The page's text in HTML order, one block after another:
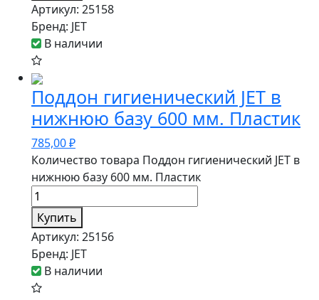
Артикул: 25158
Бренд: JET
В наличии
Поддон гигиенический JET в
нижнюю базу 600 мм. Пластик
785,00₽
Количество товара Поддон гигиенический JET в
нижнюю базу 600 мм. Пластик
Купить
Артикул: 25156
Бренд: JET
В наличии